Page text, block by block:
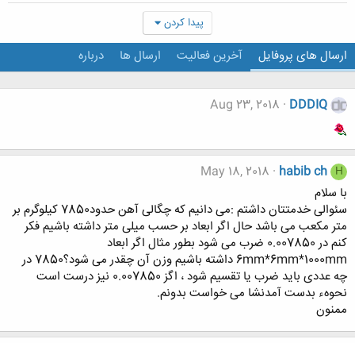
پیدا کردن
ارسال های پروفایل آخرین فعالیت ارسال ها درباره
DDDIQ
Aug 23, 2018
H
habib ch
May 18, 2018
با سلام
سئوالی خدمتتان داشتم :می دانیم که چگالی آهن حدود7850 کیلوگرم بر
متر مکعب می باشد حال اگر ابعاد بر حسب میلی متر داشته باشیم فکر
کنم در 0.007850 ضرب می شود بطور مثال اگر ابعاد
6mm*6mm*1000mm داشته باشیم وزن آن چقدر می شود؟7850 در
چه عددی باید ضرب یا تقسیم شود ، اگز 0.007850 نیز درست است
نحوهء بدست آمدنشا می خواست بدونم.
ممنون